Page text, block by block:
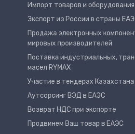
Импорт товаров и
Экспорт из России в страны
Продажа электронных
мировых производителей
Поставка индустриальных,
масел RYMAX
Участие в тендерах Казахстана
Аутсорсинг ВЭД в ЕАЭС
Возврат НДС при экспорте
Продвинем Ваш товар в ЕАЭС